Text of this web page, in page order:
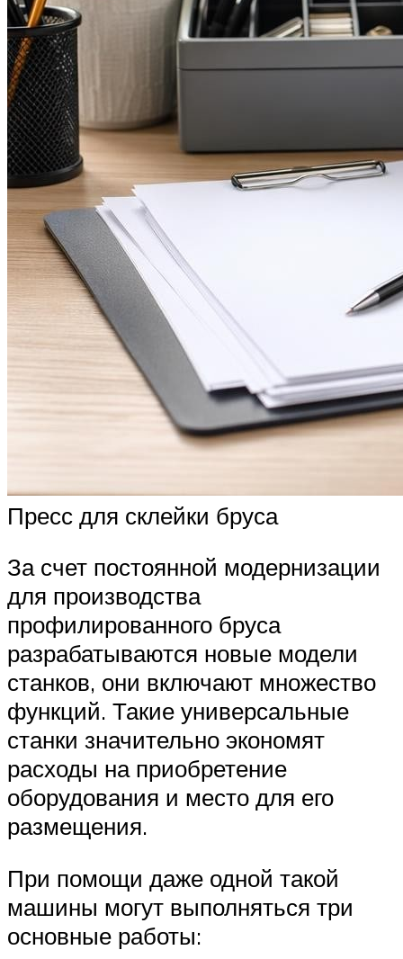
Пресс для склейки бруса
За счет постоянной модернизации
для производства
профилированного бруса
разрабатываются новые модели
станков, они включают множество
функций. Такие универсальные
станки значительно экономят
расходы на приобретение
оборудования и место для его
размещения.
При помощи даже одной такой
машины могут выполняться три
основные работы: